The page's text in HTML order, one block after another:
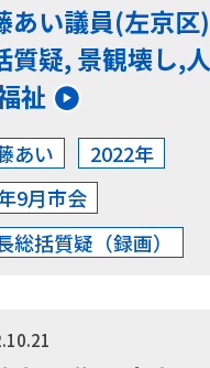
あい議員(左京区
質疑, 景観壊し,
祉
あい
2022年
9月市会
総括質疑（録画）